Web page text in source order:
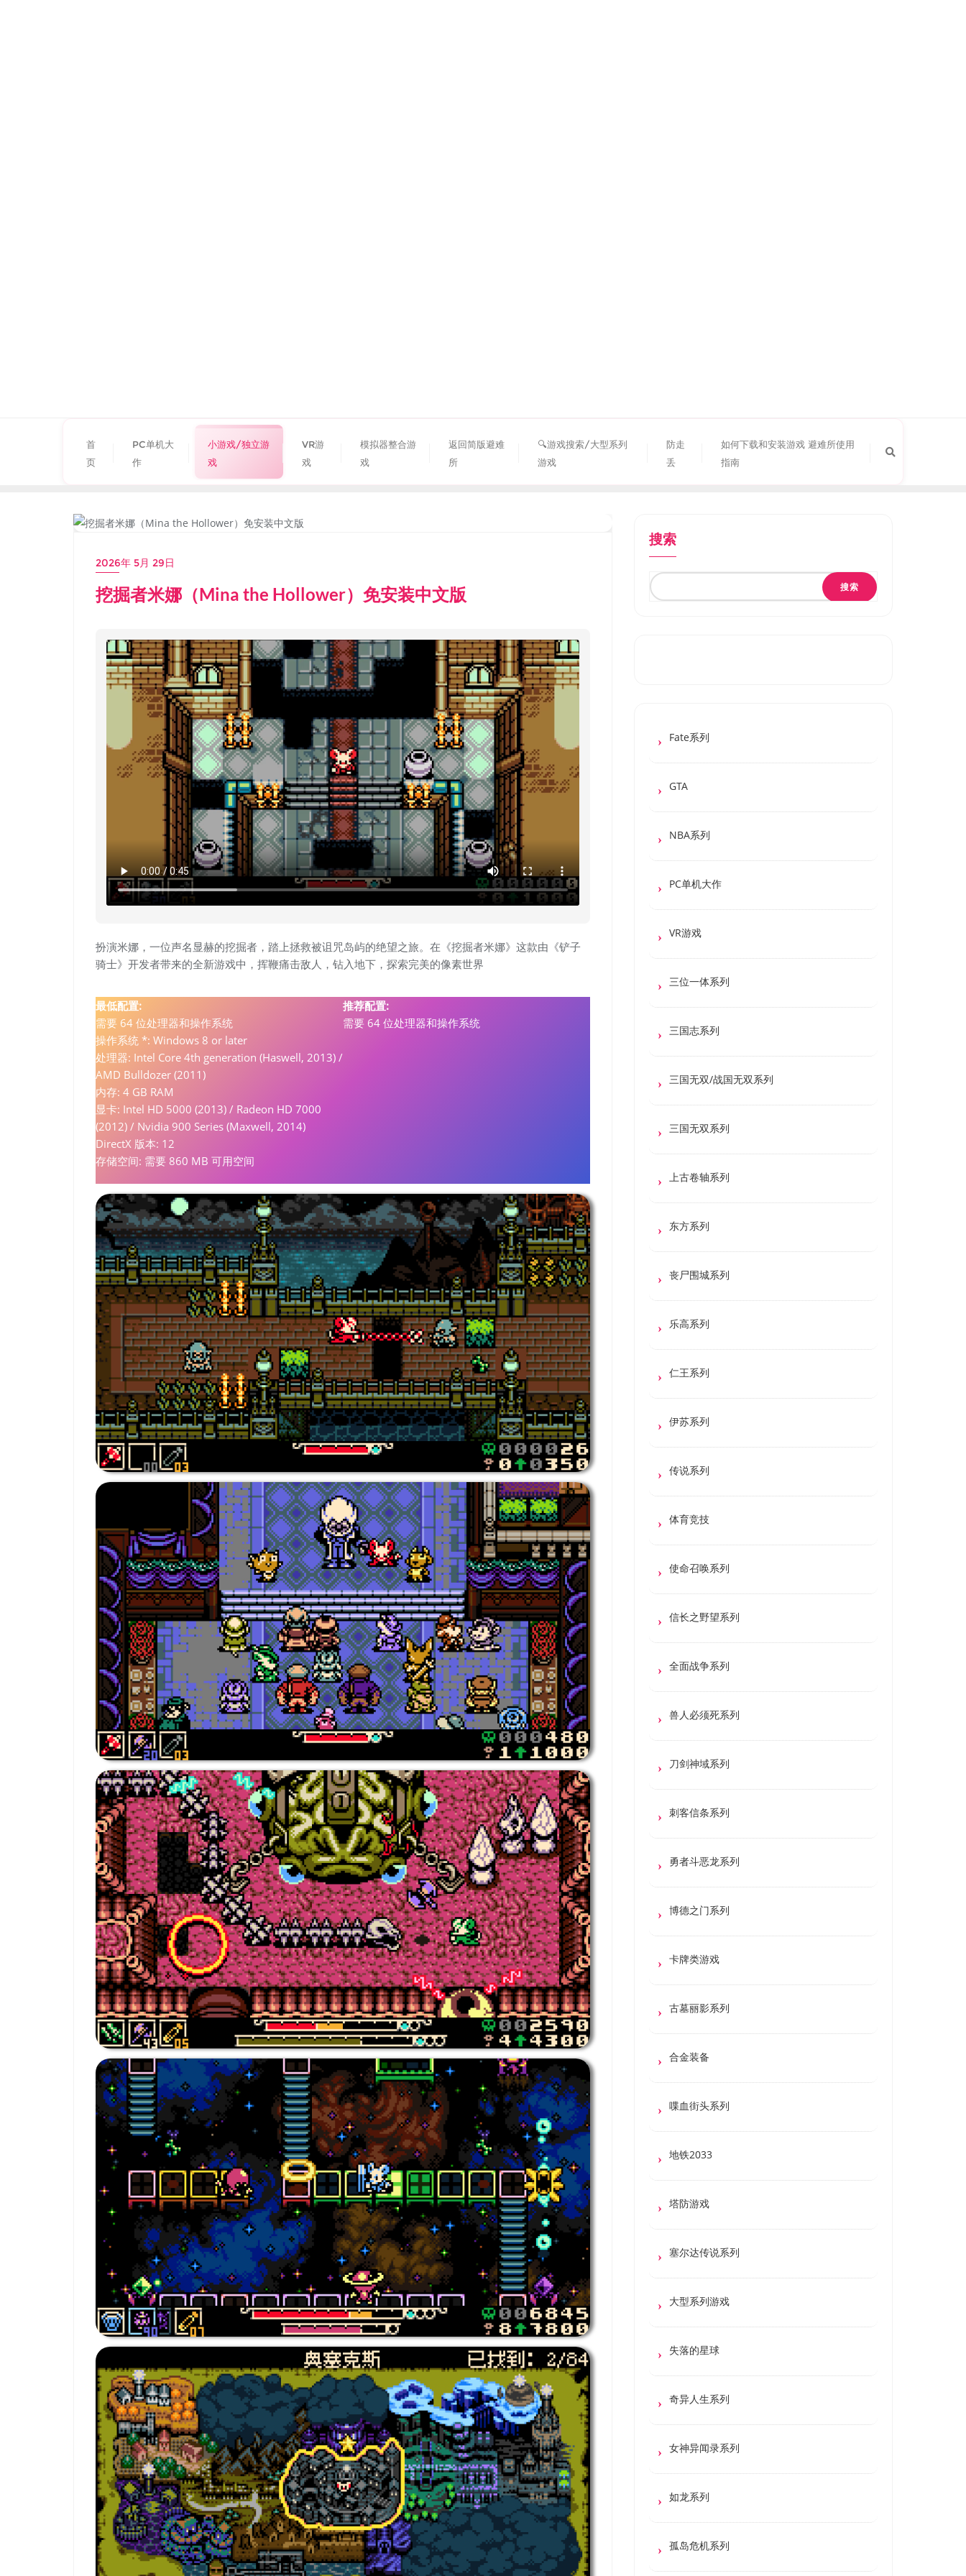
首
页
PC单机大
作
小游戏/独立游
戏
VR游
戏
模拟器整合游
戏
返回简版避难
所
🔍游戏搜索/大型系列
游戏
防走
丢
如何下载和安装游戏 避难所使用
指南
2026年 5月 29日
挖掘者米娜（Mina the Hollower）免安装中文版
扮演米娜，一位声名显赫的挖掘者，踏上拯救被诅咒岛屿的绝望之旅。在《挖掘者米娜》这款由《铲子
骑士》开发者带来的全新游戏中，挥鞭痛击敌人，钻入地下，探索完美的像素世界
最低配置:
需要 64 位处理器和操作系统
操作系统 *: Windows 8 or later
处理器: Intel Core 4th generation (Haswell, 2013) /
AMD Bulldozer (2011)
内存: 4 GB RAM
显卡: Intel HD 5000 (2013) / Radeon HD 7000
(2012) / Nvidia 900 Series (Maxwell, 2014)
DirectX 版本: 12
存储空间: 需要 860 MB 可用空间
推荐配置:
需要 64 位处理器和操作系统
搜索
搜索
Fate系列
GTA
NBA系列
PC单机大作
VR游戏
三位一体系列
三国志系列
三国无双/战国无双系列
三国无双系列
上古卷轴系列
东方系列
丧尸围城系列
乐高系列
仁王系列
伊苏系列
传说系列
体育竞技
使命召唤系列
信长之野望系列
全面战争系列
兽人必须死系列
刀剑神域系列
刺客信条系列
勇者斗恶龙系列
博德之门系列
卡牌类游戏
古墓丽影系列
合金装备
喋血街头系列
地铁2033
塔防游戏
塞尔达传说系列
大型系列游戏
失落的星球
奇异人生系列
女神异闻录系列
如龙系列
孤岛危机系列